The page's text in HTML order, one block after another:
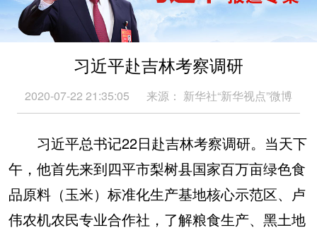
习近平赴吉林考察调研
2020-07-22 21:35:05 来源： 新华社“新华视点”微博
习近平总书记22日赴吉林考察调研。当天下
午，他首先来到四平市梨树县国家百万亩绿色食
品原料（玉米）标准化生产基地核心示范区、卢
伟农机农民专业合作社，了解粮食生产、黑土地